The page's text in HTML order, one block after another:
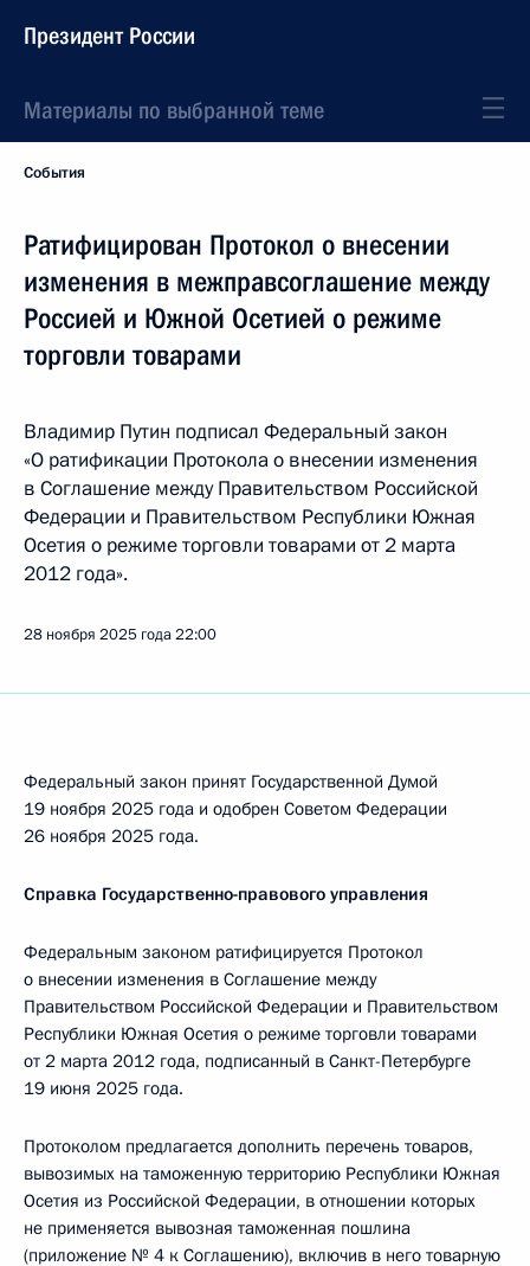
Президент России
Материалы по выбранной теме
События
Ратифицирован Протокол о внесении
изменения в межправсоглашение между
Россией и Южной Осетией о режиме
торговли товарами
Владимир Путин подписал Федеральный закон
«О ратификации Протокола о внесении изменения
в Соглашение между Правительством Российской
Федерации и Правительством Республики Южная
Осетия о режиме торговли товарами от 2 марта
2012 года».
28 ноября 2025 года22:00
Федеральный закон принят Государственной Думой
19 ноября 2025 года и одобрен Советом Федерации
26 ноября 2025 года.
Справка Государственно-правового управления
Федеральным законом ратифицируется Протокол
о внесении изменения в Соглашение между
Правительством Российской Федерации и Правительством
Республики Южная Осетия о режиме торговли товарами
от 2 марта 2012 года, подписанный в Санкт-Петербурге
19 июня 2025 года.
Протоколом предлагается дополнить перечень товаров,
вывозимых на таможенную территорию Республики Южная
Осетия из Российской Федерации, в отношении которых
не применяется вывозная таможенная пошлина
(приложение № 4 к Соглашению), включив в него товарную